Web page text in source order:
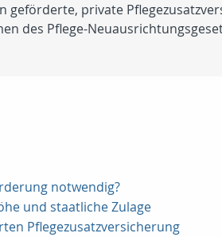
geförderte, private
des Pflege-
notwendig?
und staatliche Zulage
Pflegezusatzversicherung